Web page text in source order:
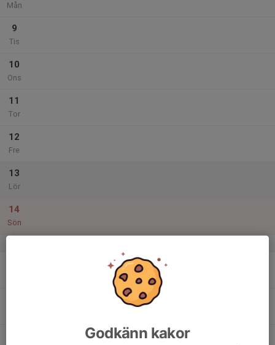
Mån
9
Tis
10
Ons
11
Tor
12
Fre
13
Lör
14
Sön
Godkänn kakor